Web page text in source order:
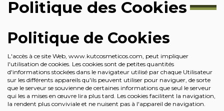
Politique des Cookies
Politique de Cookies
L'accès à ce site Web, www.kutcosmeticos.com, peut impliquer
l'utilisation de cookies. Les cookies sont de petites quantités
d'informations stockées dans le navigateur utilisé par chaque Utilisateur
sur les différents appareils qu'ils peuvent utiliser pour naviguer, de sorte
que le serveur se souvienne de certaines informations que seul le serveur
qui les a mises en œuvre lira plus tard. Les cookies facilitent la navigation,
la rendent plus conviviale et ne nuisent pas à l'appareil de navigation.